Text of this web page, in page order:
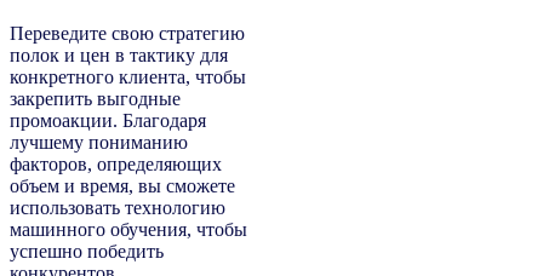
Переведите свою стратегию
полок и цен в тактику для
конкретного клиента, чтобы
закрепить выгодные
промоакции. Благодаря
лучшему пониманию
факторов, определяющих
объем и время, вы сможете
использовать технологию
машинного обучения, чтобы
успешно победить